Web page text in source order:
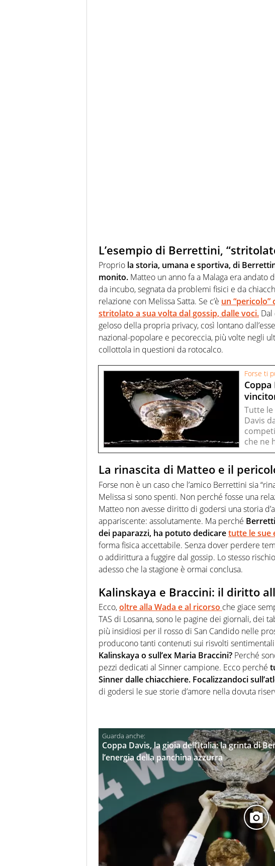
L’esempio di Berrettini,
Proprio la storia, umana e sportiva, di
monito. Matteo un anno fa a Malaga era andato
da incubo, segnata da problemi fisici e da
relazione con Melissa Satta. Se c’è un
stritolato a sua volta dal gossip, dalle voci.
geloso della propria privacy, così lontano
nazional-popolare e pecoreccia, più volte negli
collottola in questioni da rotocalco.
Forse ti
Tutte
Davis
che ne
La rinascita di Matteo e il
Forse non è un caso che l’amico Berrettini sia
Melissa si sono spenti. Non perché fosse una
Matteo non avesse diritto di godersi una storia
appariscente: assolutamente. Ma perché
dei paparazzi, ha potuto dedicaretutte le sue
forma fisica accettabile. Senza dover perdere
o addirittura a fuggire dal gossip. Lo stesso
adesso che la stagione è ormai conclusa.
Kalinskaya e Braccini: il diritto
Ecco,oltre alla Wada e al ricorso che giace
TAS di Losanna, sono le pagine dei giornali, dei
più insidiosi per il rosso di San Candido nelle
producono tanti contenuti sui risvolti
Kalinskaya o sull’ex Maria Braccini? Perché
pezzi dedicati al Sinner campione. Ecco perché
Sinner dalle chiacchiere. Focalizzandoci
di godersi le sue storie d’amore nella dovuta
Coppa Davis, la gioia dell’Italia: la grinta di
l’energia della panchina azzurra